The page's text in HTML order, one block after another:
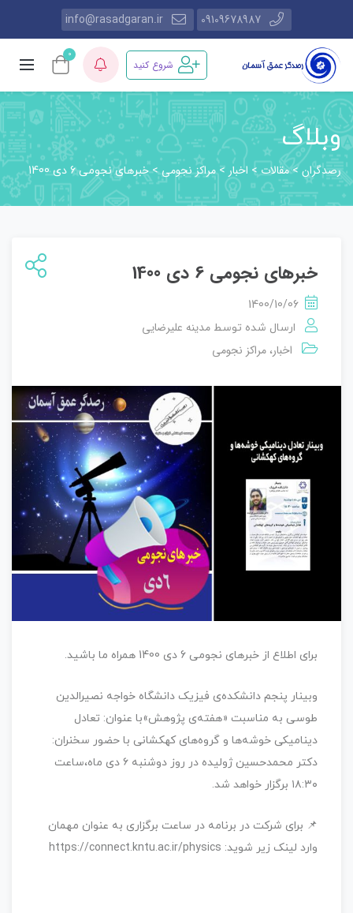
09109678987
info@rasadgaran.ir
شروع کنید
0
وبلاگ
رصدگران>مقالات> اخبار >مراکز نجومی>خبرهای نجومی 6 دی 1400
خبرهای نجومی 6 دی 1400
1400/10/06
ارسال شده توسط مدینه علیرضایی
اخبار، مراکز نجومی
برای اطلاع از خبرهای نجومی 6 دی 1400 همراه ما باشید.
وبینار پنجم دانشکده‌ی فیزیک دانشگاه خواجه نصیرالدین
طوسی به مناسبت «هفته‌ی پژوهش»با عنوان: تعادل
دینامیکی خوشه‌ها و گروه‌های کهکشانی با حضور سخنران:
دکتر محمدحسین ژولیده در روز دوشنبه ۶ دی ماه،‌ساعت
۱۸:۳۰ برگزار خواهد شد.
📌 برای شرکت در برنامه در ساعت برگزاری به عنوان مهمان
وارد لینک زیر شوید: https://connect.kntu.ac.ir/physics